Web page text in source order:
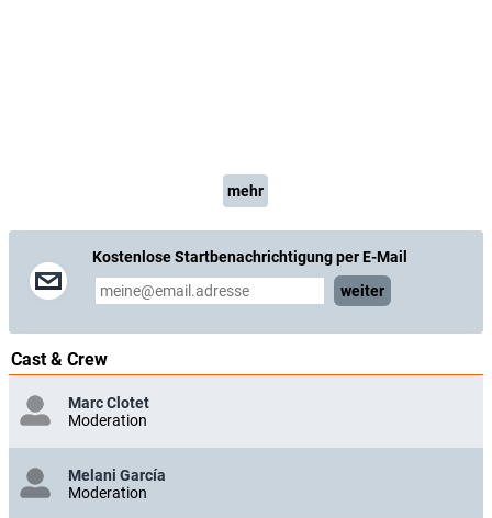
mehr
Kostenlose Startbenachrichtigung per E-Mail
weiter
Cast & Crew
Marc Clotet
Moderation
Melani García
Moderation